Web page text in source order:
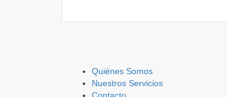
Quiénes Somos
Nuestros Servicios